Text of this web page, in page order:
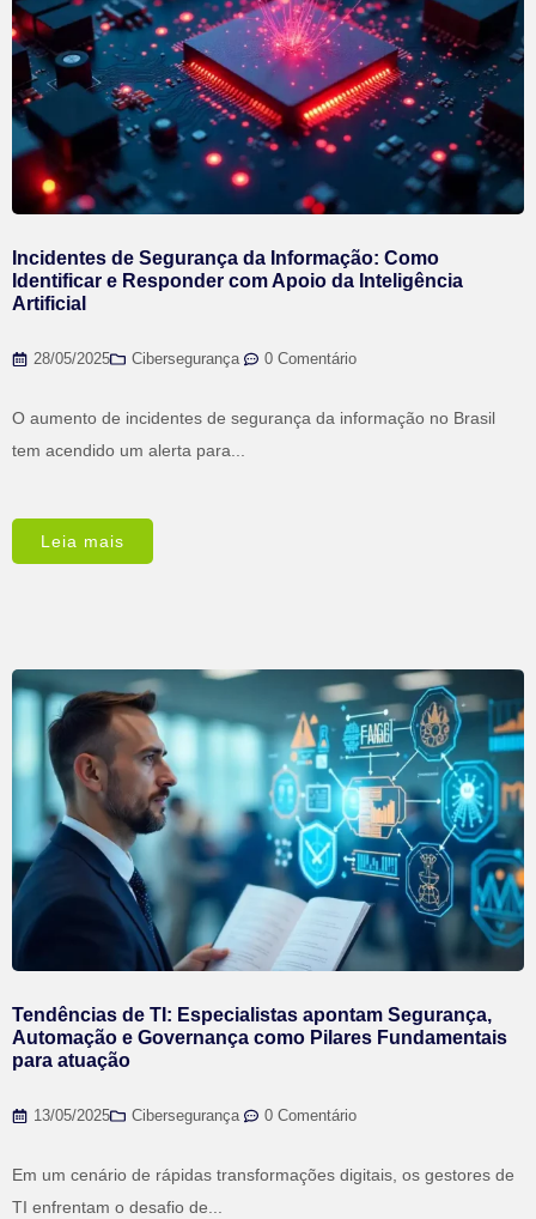
Incidentes de Segurança da Informação: Como
Identificar e Responder com Apoio da Inteligência
Artificial
28/05/2025 Cibersegurança, 0 Comentário
O aumento de incidentes de segurança da informação no Brasil
tem acendido um alerta para...
Leia mais
Tendências de TI: Especialistas apontam Segurança,
Automação e Governança como Pilares Fundamentais
para atuação
13/05/2025 Cibersegurança, 0 Comentário
Em um cenário de rápidas transformações digitais, os gestores de
TI enfrentam o desafio de...